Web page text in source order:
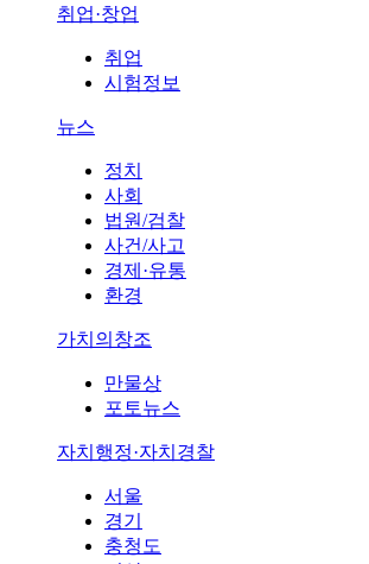
취업·창업
취업
시험정보
뉴스
정치
사회
법원/검찰
사건/사고
경제·유통
환경
가치의창조
만물상
포토뉴스
자치행정·자치경찰
서울
경기
충청도